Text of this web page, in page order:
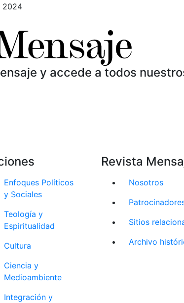
2024
y accede a todos
Enfoques Políticos
y Sociales
Teología y
Espiritualidad
Cultura
Ciencia y
Medioambiente
Integración y
Revista
Nosotros
Sitios
Archivo